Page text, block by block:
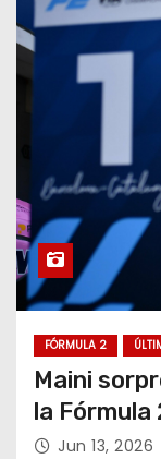
FÓRMULA 2
Maini
la Fórmula
Jun 13, 2026